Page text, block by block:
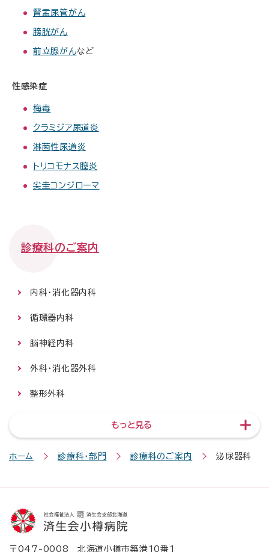
腎盂尿管がん
膀胱がん
前立腺がんなど
性感染症
梅毒
クラミジア尿道炎
淋菌性尿道炎
トリコモナス膣炎
尖圭コンジローマ
診療科のご案内
内科・消化器内科
循環器内科
脳神経内科
外科・消化器外科
整形外科
もっと見る
ホーム 診療科・部門 診療科のご案内 泌尿器科
〒047-0008 北海道小樽市築港10番1